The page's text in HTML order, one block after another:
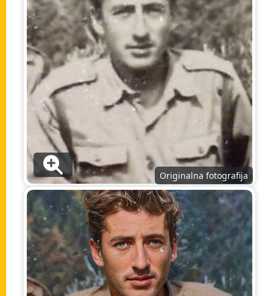
Originalna fotografija